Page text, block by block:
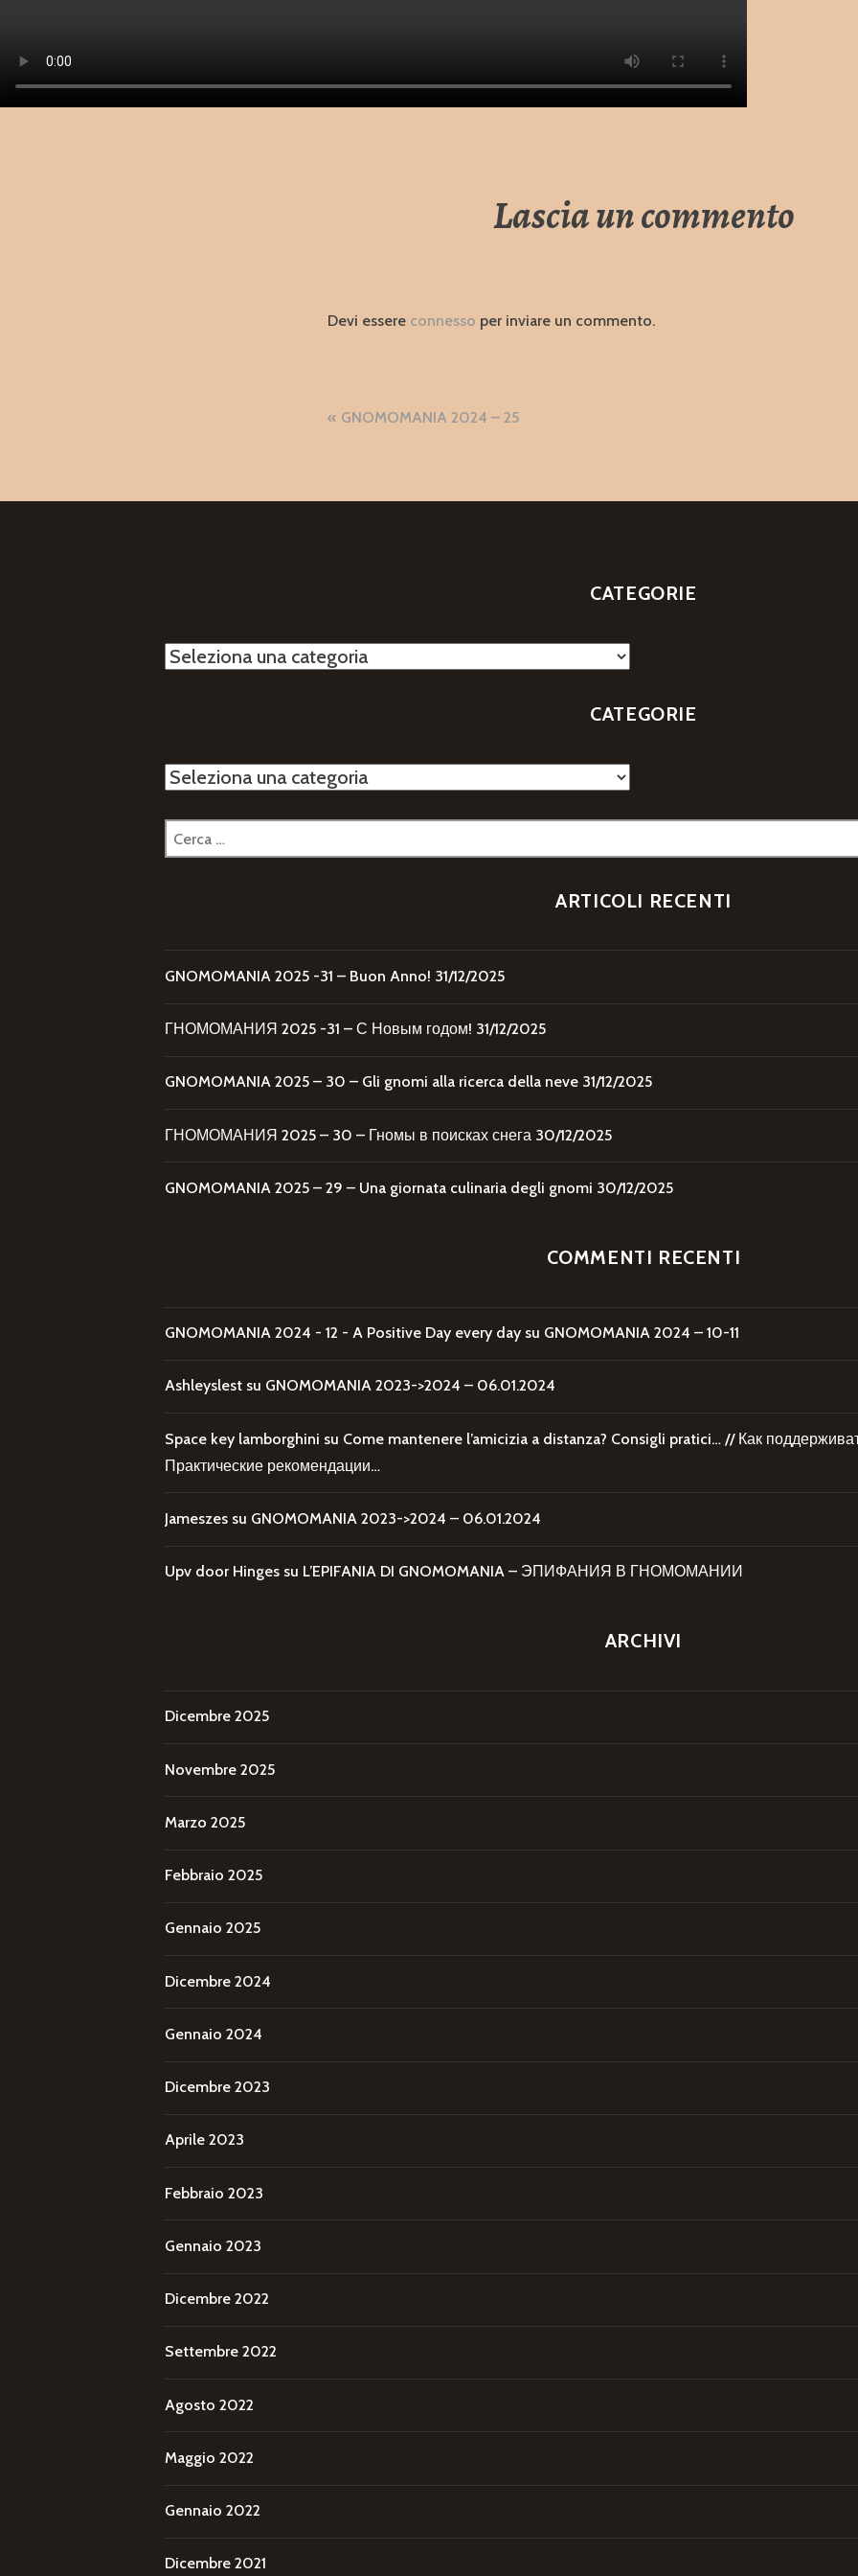
Lascia un commento
Devi essere connesso per inviare un commento.
Navigazione
GNOMOMANIA 2024 – 25
CATEGORIE
Categorie
CATEGORIE
Categorie
Ricerca
per:
ARTICOLI RECENTI
GNOMOMANIA 2025 -31 – Buon Anno! 31/12/2025
ГНОМОМАНИЯ 2025 -31 – С Новым годом! 31/12/2025
GNOMOMANIA 2025 – 30 – Gli gnomi alla ricerca della neve 31/12/2025
ГНОМОМАНИЯ 2025 – 30 – Гномы в поисках снега 30/12/2025
GNOMOMANIA 2025 – 29 – Una giornata culinaria degli gnomi 30/12/2025
COMMENTI RECENTI
GNOMOMANIA 2024 - 12 - A Positive Day every day su GNOMOMANIA 2024 – 10-11
Ashleyslest su GNOMOMANIA 2023->2024 – 06.01.2024
Space key lamborghini su Come mantenere l’amicizia a distanza? Consigli pratici… // Как
Практические рекомендации…
Jameszes su GNOMOMANIA 2023->2024 – 06.01.2024
Upv door Hinges su L’EPIFANIA DI GNOMOMANIA – ЭПИФАНИЯ В ГНОМОМАНИИ
ARCHIVI
Dicembre 2025
Novembre 2025
Marzo 2025
Febbraio 2025
Gennaio 2025
Dicembre 2024
Gennaio 2024
Dicembre 2023
Aprile 2023
Febbraio 2023
Gennaio 2023
Dicembre 2022
Settembre 2022
Agosto 2022
Maggio 2022
Gennaio 2022
Dicembre 2021